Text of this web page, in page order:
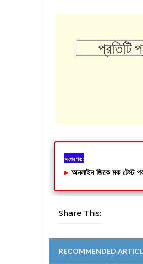
প্রতিটি
আগের পর্ব::
▸ অনলাইন জিকে মক টেস্ট
Share This:
RECOMMENDED